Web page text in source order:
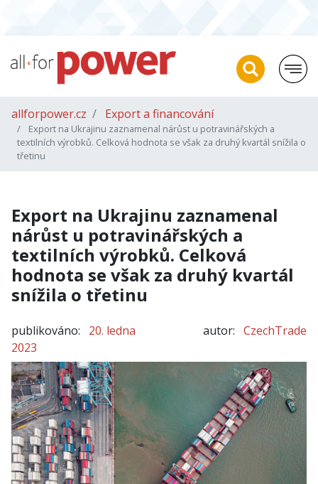
allforpower.cz Export a financování
Export na Ukrajinu zaznamenal nárůst u potravinářských a
textilních výrobků. Celková hodnota se však za druhý kvartál snížila o
třetinu
Export na Ukrajinu zaznamenal
nárůst u potravinářských a
textilních výrobků. Celková
hodnota se však za druhý kvartál
snížila o třetinu
publikováno:
20. ledna
2023
autor: CzechTrade